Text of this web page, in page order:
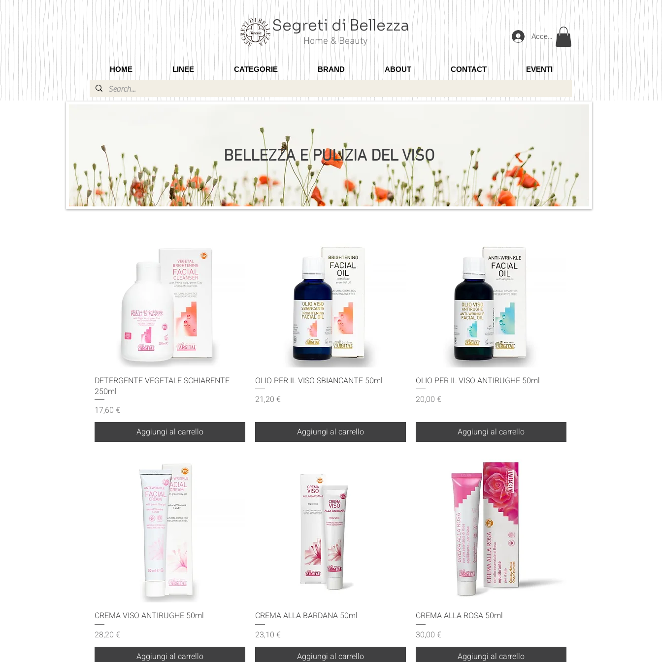
Segreti di Bellezza
Home & Beauty Accedi
HOME LINEE CATEGORIE BRAND ABOUT CONTACT EVENTI
BELLEZZA E PULIZIA DEL VISO
Vista rapida
DETERGENTE VEGETALE SCHIARENTE
250ml
Prezzo
17,60 €
Aggiungi al carrello
Vista rapida
OLIO PER IL VISO SBIANCANTE 50ml
Prezzo
21,20 €
Aggiungi al carrello
Vista rapida
OLIO PER IL VISO ANTIRUGHE 50ml
Prezzo
20,00 €
Aggiungi al carrello
Vista rapida
CREMA VISO ANTIRUGHE 50ml
Prezzo
28,20 €
Aggiungi al carrello
Vista rapida
CREMA ALLA BARDANA 50ml
Prezzo
23,10 €
Aggiungi al carrello
Vista rapida
CREMA ALLA ROSA 50ml
Prezzo
30,00 €
Aggiungi al carrello